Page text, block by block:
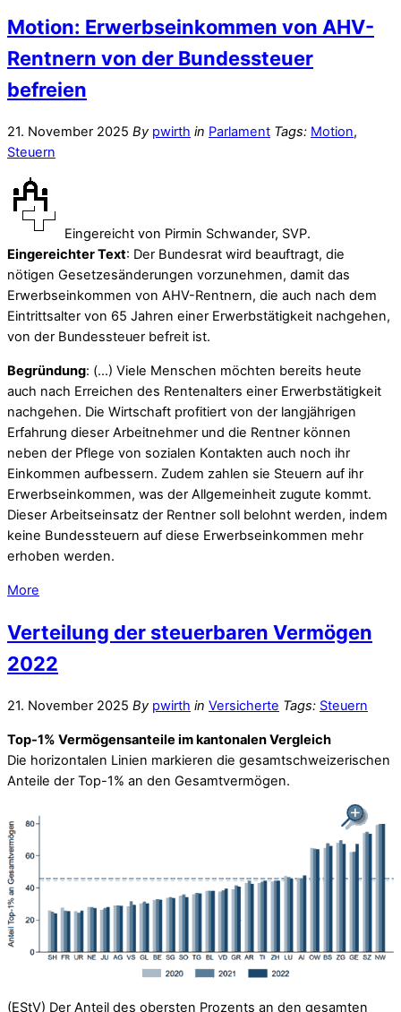
Motion: Erwerbseinkommen von AHV-
Rentnern von der Bundessteuer
befreien
21. November 2025 By pwirth in Parlament Tags: Motion,
Steuern
Eingereicht von Pirmin Schwander, SVP.
Eingereichter Text: Der Bundesrat wird beauftragt, die
nötigen Gesetzesänderungen vorzunehmen, damit das
Erwerbseinkommen von AHV-Rentnern, die auch nach dem
Eintrittsalter von 65 Jahren einer Erwerbstätigkeit nachgehen,
von der Bundessteuer befreit ist.
Begründung: (…) Viele Menschen möchten bereits heute
auch nach Erreichen des Rentenalters einer Erwerbstätigkeit
nachgehen. Die Wirtschaft profitiert von der langjährigen
Erfahrung dieser Arbeitnehmer und die Rentner können
neben der Pflege von sozialen Kontakten auch noch ihr
Einkommen aufbessern. Zudem zahlen sie Steuern auf ihr
Erwerbseinkommen, was der Allgemeinheit zugute kommt.
Dieser Arbeitseinsatz der Rentner soll belohnt werden, indem
keine Bundessteuern auf diese Erwerbseinkommen mehr
erhoben werden.
More
Verteilung der steuerbaren Vermögen
2022
21. November 2025 By pwirth in Versicherte Tags: Steuern
Top-1% Vermögensanteile im kantonalen Vergleich
Die horizontalen Linien markieren die gesamtschweizerischen
Anteile der Top-1% an den Gesamtvermögen.
(EStV) Der Anteil des obersten Prozents an den gesamten